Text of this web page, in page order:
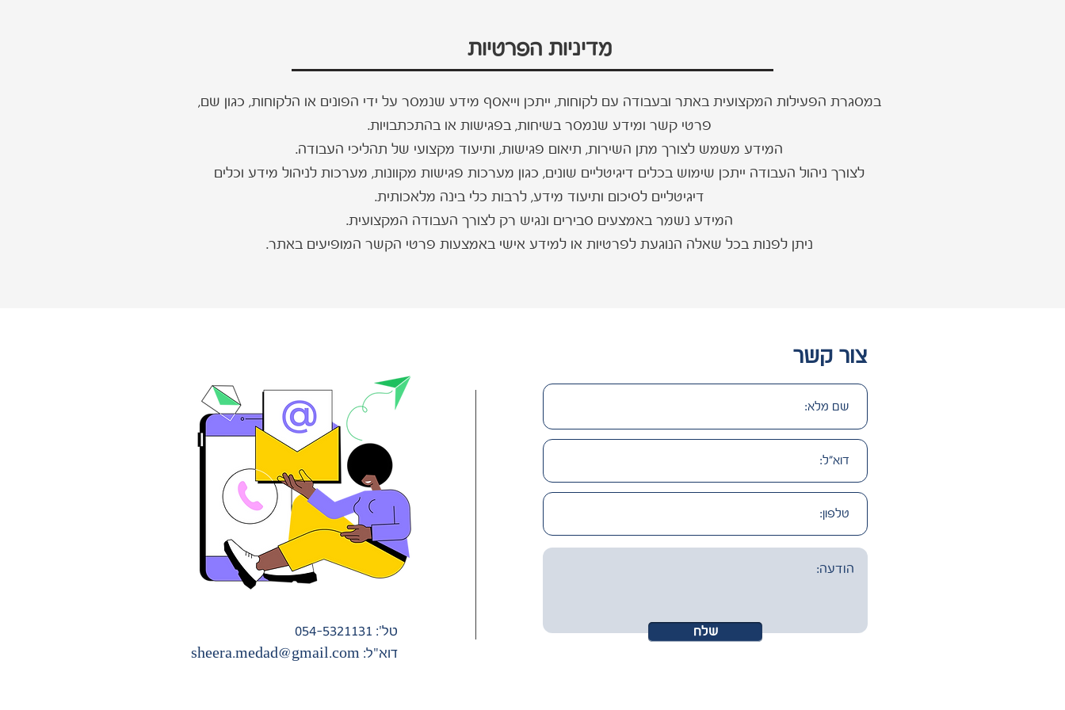
מדיניות הפרטיות
במסגרת הפעילות המקצועית באתר ובעבודה עם לקוחות, ייתכן וייאסף מידע שנמסר על ידי הפונים או הלקוחות, כגון שם,
פרטי קשר ומידע שנמסר בשיחות, בפגישות או בהתכתבויות.
המידע משמש לצורך מתן השירות, תיאום פגישות, ותיעוד מקצועי של תהליכי העבודה.
לצורך ניהול העבודה ייתכן שימוש בכלים דיגיטליים שונים, כגון מערכות פגישות מקוונות, מערכות לניהול מידע וכלים
דיגיטליים לסיכום ותיעוד מידע, לרבות כלי בינה מלאכותית.
המידע נשמר באמצעים סבירים ונגיש רק לצורך העבודה המקצועית.
ניתן לפנות בכל שאלה הנוגעת לפרטיות או למידע אישי באמצעות פרטי הקשר המופיעים באתר.
טל': 054-5321131
דוא״ל: sheera.medad@gmail.com
צור קשר
שלח